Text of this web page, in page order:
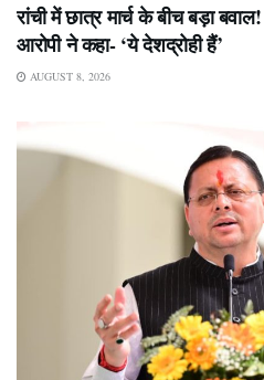
रांची में छात्र मार्च के बीच बड़ा
आरोपी ने कहा- ‘ये देशद्रोही हैं’
AUGUST 8, 2026